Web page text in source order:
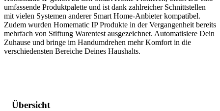
umfassende Produktpalette und ist dank zahlreicher Schnittstellen
mit vielen Systemen anderer Smart Home-Anbieter kompatibel.
Zudem wurden Homematic IP Produkte in der Vergangenheit bereits
mehrfach von Stiftung Warentest ausgezeichnet. Automatisiere Dein
Zuhause und bringe im Handumdrehen mehr Komfort in die
verschiedensten Bereiche Deines Haushalts.
Übersicht